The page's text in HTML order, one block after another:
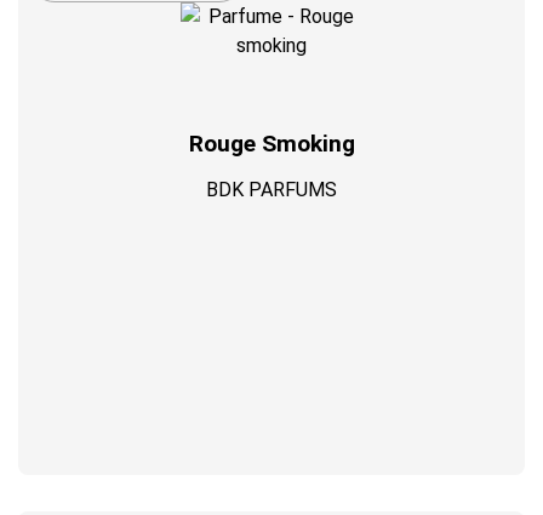
Rouge Smoking
BDK PARFUMS